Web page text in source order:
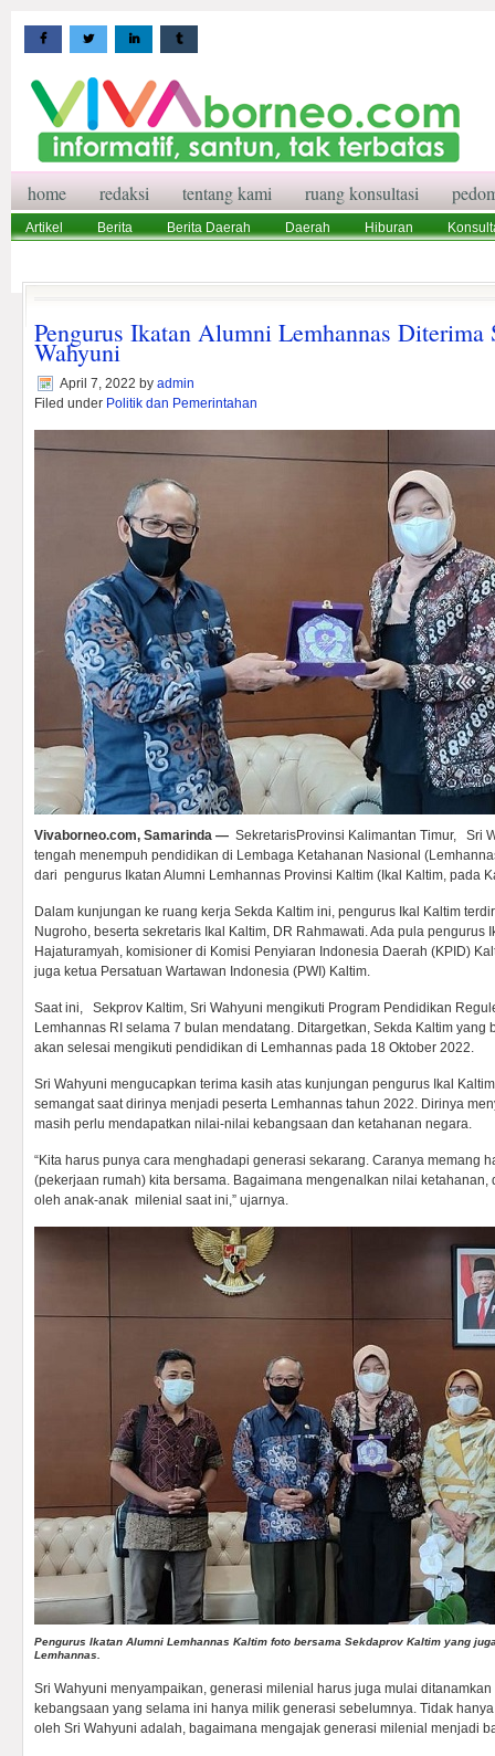
home redaksi tentang kami ruang konsultasi
Artikel Berita Berita Daerah Daerah Hiburan
Pengurus Ikatan Alumni Lemhannas
Wahyuni
April 7, 2022 by admin
Filed under Politik dan Pemerintahan
Vivaborneo.com, Samarinda — SekretarisProvinsi Kalimantan Timur, Sri
tengah menempuh pendidikan di Lembaga Ketahanan Nasional
dari pengurus Ikatan Alumni Lemhannas Provinsi Kaltim (Ikal Kaltim, pada
Dalam kunjungan ke ruang kerja Sekda Kaltim ini, pengurus Ikal Kaltim
Nugroho, beserta sekretaris Ikal Kaltim, DR Rahmawati. Ada pula pengurus
Hajaturamyah, komisioner di Komisi Penyiaran Indonesia Daerah (KPID)
juga ketua Persatuan Wartawan Indonesia (PWI) Kaltim.
Saat ini, Sekprov Kaltim, Sri Wahyuni mengikuti Program Pendidikan
Lemhannas RI selama 7 bulan mendatang. Ditargetkan, Sekda Kaltim yang
akan selesai mengikuti pendidikan di Lemhannas pada 18 Oktober 2022.
Sri Wahyuni mengucapkan terima kasih atas kunjungan pengurus Ikal
semangat saat dirinya menjadi peserta Lemhannas tahun 2022. Dirinya
masih perlu mendapatkan nilai-nilai kebangsaan dan ketahanan negara.
“Kita harus punya cara menghadapi generasi sekarang. Caranya memang
(pekerjaan rumah) kita bersama. Bagaimana mengenalkan nilai
oleh anak-anak milenial saat ini,” ujarnya.
Pengurus Ikatan Alumni Lemhannas Kaltim foto bersama Sekdaprov Kaltim yang
Lemhannas.
Sri Wahyuni menyampaikan, generasi milenial harus juga mulai
kebangsaan yang selama ini hanya milik generasi sebelumnya. Tidak
oleh Sri Wahyuni adalah, bagaimana mengajak generasi milenial menjadi